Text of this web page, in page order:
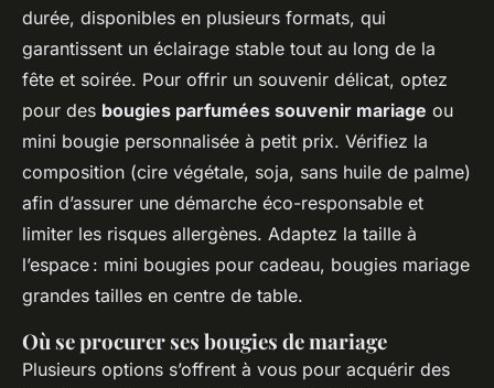
durée, disponibles en plusieurs formats, qui
garantissent un éclairage stable tout au long de la
fête et soirée. Pour offrir un souvenir délicat, optez
pour des bougies parfumées souvenir mariage ou
mini bougie personnalisée à petit prix. Vérifiez la
composition (cire végétale, soja, sans huile de palme)
afin d’assurer une démarche éco-responsable et
limiter les risques allergènes. Adaptez la taille à
l’espace : mini bougies pour cadeau, bougies mariage
grandes tailles en centre de table.
Où se procurer ses bougies de mariage
Plusieurs options s’offrent à vous pour acquérir des